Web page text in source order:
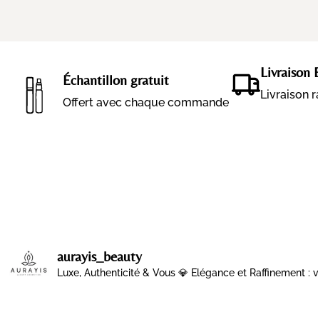
Échantillon gratuit
Offert avec chaque commande
Livraison
Livraison
aurayis_beauty
Luxe, Authenticité & Vous 💎 Elégance et Raffinement :